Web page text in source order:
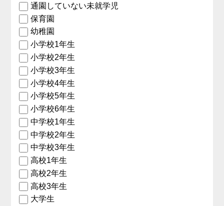
通園していない未就学児
保育園
幼稚園
小学校1年生
小学校2年生
小学校3年生
小学校4年生
小学校5年生
小学校6年生
中学校1年生
中学校2年生
中学校3年生
高校1年生
高校2年生
高校3年生
大学生